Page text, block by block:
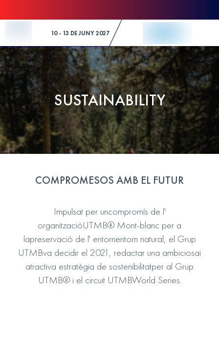
10 - 13 DE JUNY 2027
SUSTAINABILITY
COMPROMESOS AMB EL FUTUR
Impulsat per uncompromís de l'
organitzacióUTMB® Mont-blanc per a
lapreservació de l' entornentorn natural, el Grup
UTMBva decidir el 2021, redactar una ambiciosai
atractiva estratègia de sostenibilitatper al Grup
UTMB® i el circuit UTMBWorld Series.